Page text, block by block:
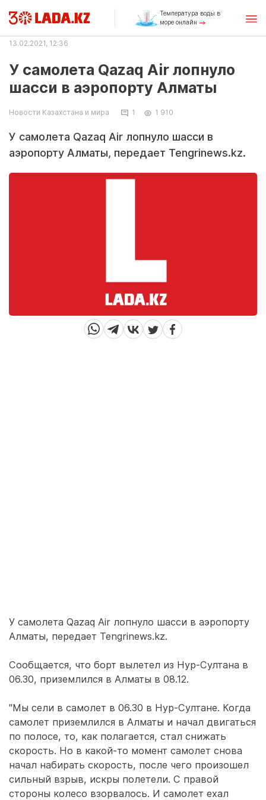
Температура воды в
море онлайн
13.02.2021, 12:36
У самолета Qazaq Air лопнуло
шасси в аэропорту Алматы
Новости Казахстана и мира 1 1 910
У самолета Qazaq Air лопнуло шасси в
аэропорту Алматы, передает Tengrinews.kz.
У самолета Qazaq Air лопнуло шасси в аэропорту
Алматы, передает Tengrinews.kz.
Сообщается, что борт вылетел из Нур-Султана в
06.30, приземлился в Алматы в 08.12.
"Мы сели в самолет в 06.30 в Нур-Султане. Когда
самолет приземлился в Алматы и начал двигаться
по полосе, то, как полагается, стал снижать
скорость. Но в какой-то момент самолет снова
начал набирать скорость, после чего произошел
сильный взрыв, искры полетели. С правой
стороны колесо взорвалось. И самолет ехал